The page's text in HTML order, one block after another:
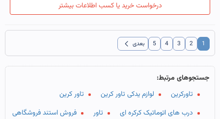
درخواست خرید یا کسب اطلاعات بیشتر
1
2
3
4
5 بعدی chevron_left
جستجوهای مرتبط:
تاورکرین
لوازم یدکی تاور کرین
تاور کرین
درب های اتوماتیک کرکره ای
تاور
فروش استند فروشگاهی